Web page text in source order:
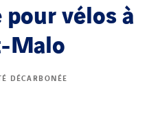
vélos à
Malo
DÉCARBONÉE